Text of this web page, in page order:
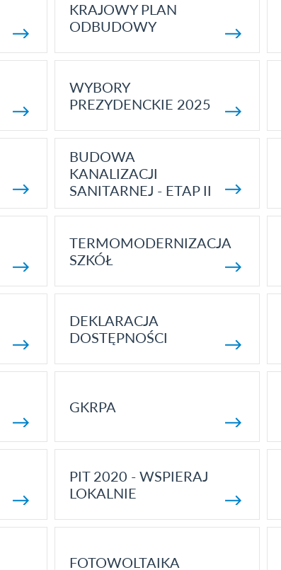
KRAJOWY PLAN
ODBUDOWY
WYBORY
PREZYDENCKIE 2025
BUDOWA
KANALIZACJI
SANITARNEJ - ETAP II
TERMOMODERNIZACJA
SZKÓŁ
DEKLARACJA
DOSTĘPNOŚCI
GKRPA
PIT 2020 - WSPIERAJ
LOKALNIE
FOTOWOLTAIKA